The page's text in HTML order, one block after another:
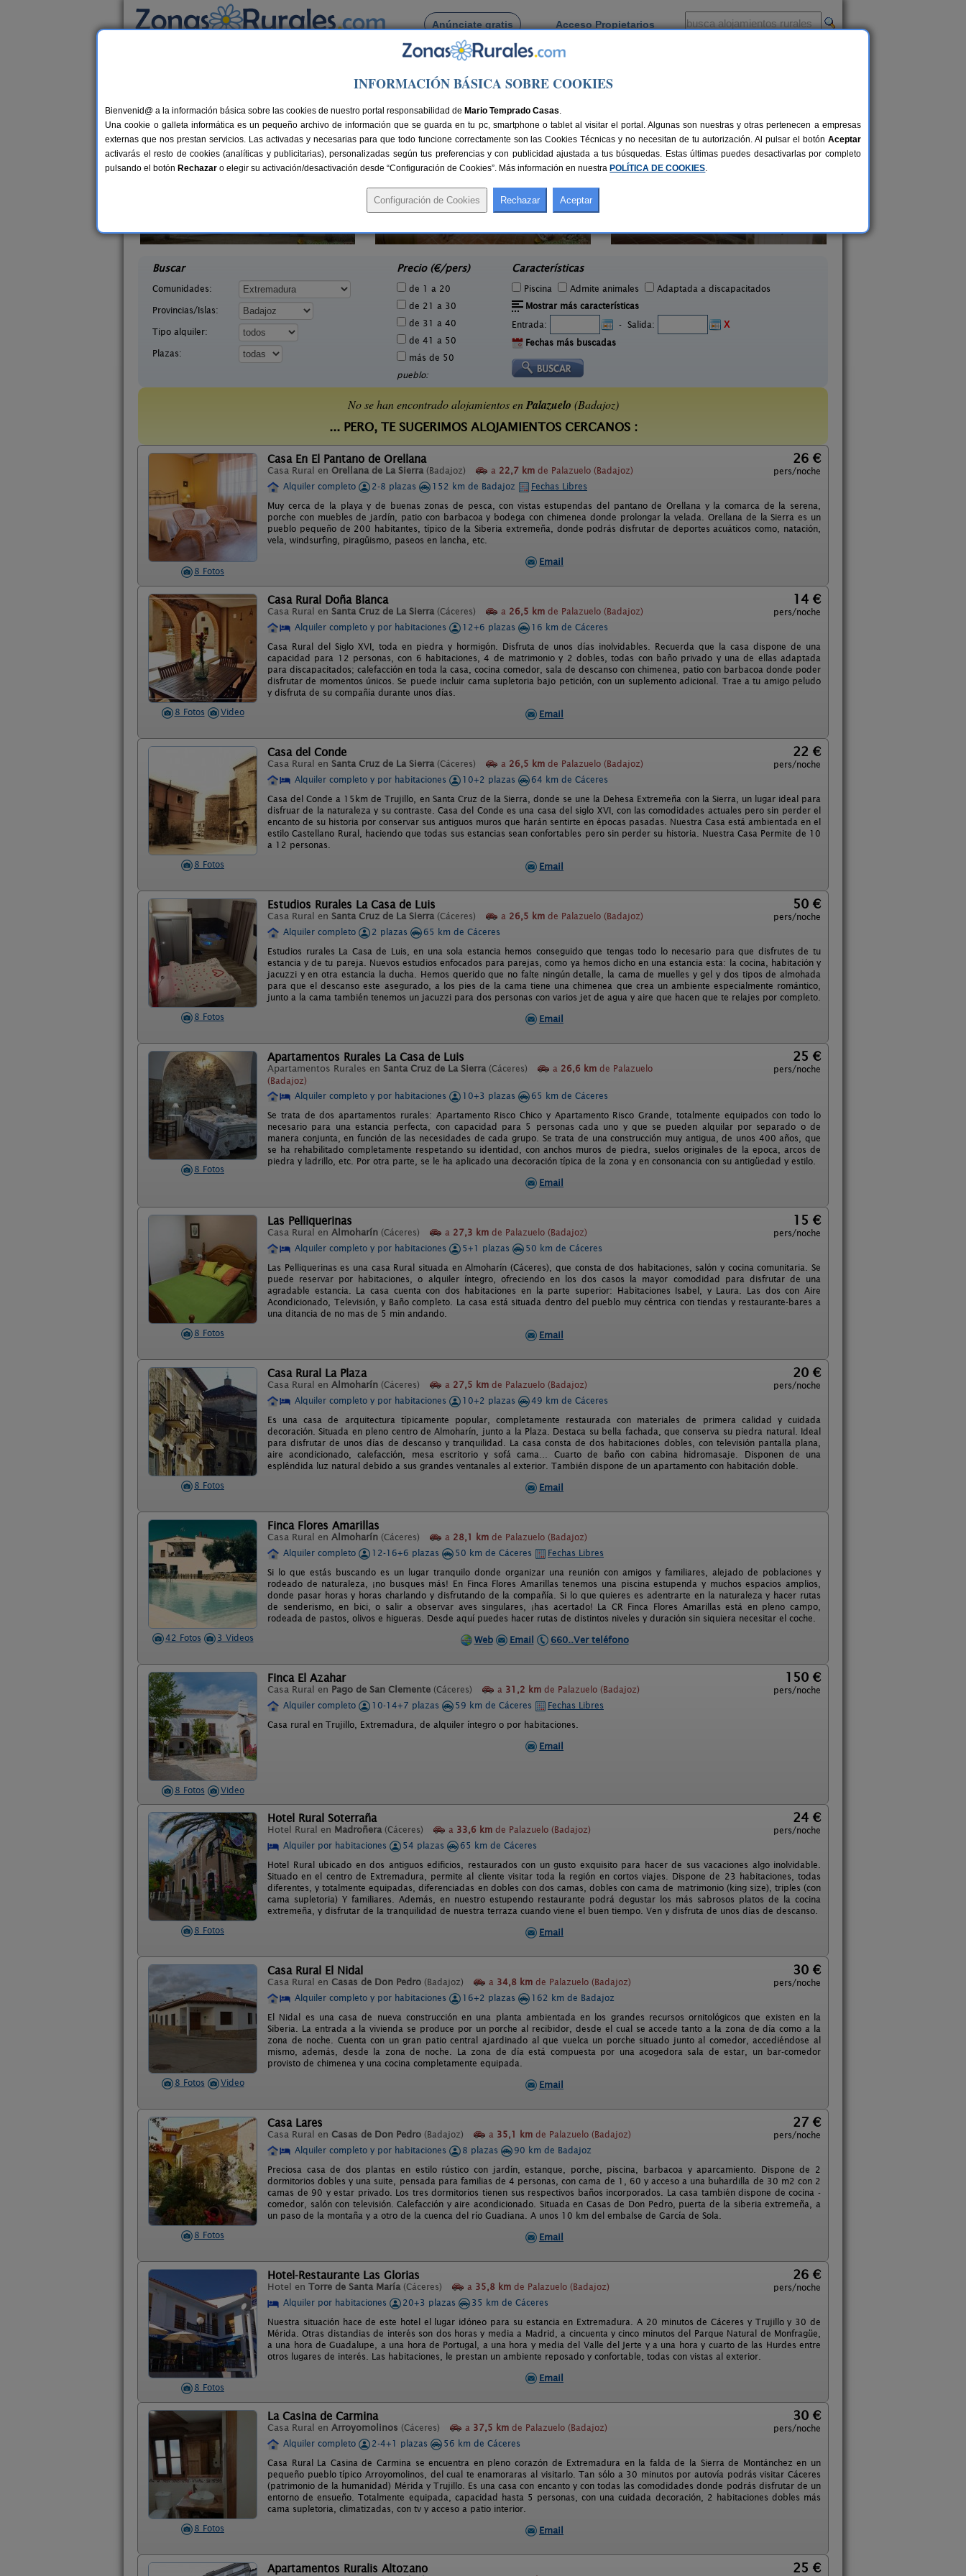
Anúnciate gratis Acceso Propietarios
Busca por pueblo
Casas Rurales cerca de Palazuelo
22 €
Los Molinos Rural
Buscar
Comunidades:
Provincias/Islas:
Tipo alquiler:
Plazas:
Precio (€/pers)
de 1 a 20
de 21 a 30
de 31 a 40
de 41 a 50
más de 50
pueblo:
Características
Piscina Admite animales
Adaptada a discapacitados
Mostrar más características
Entrada:
- Salida:
X
Fechas más buscadas
No se han encontrado alojamientos enPalazuelo (Badajoz)
... PERO, TE SUGERIMOS ALOJAMIENTOS CERCANOS :
8 Fotos
Casa En El Pantano de Orellana
Casa Rural en Orellana de La Sierra (Badajoz) a 22,7 km de Palazuelo (Badajoz)
26 €
pers/noche
Alquiler completo
2-8 plazas 152 km de Badajoz
Fechas Libres
Muy cerca de la playa y de buenas zonas de pesca, con vistas estupendas del pantano de Orellana y la comarca de la serena,
porche con muebles de jardín, patio con barbacoa y bodega con chimenea donde prolongar la velada. Orellana de la Sierra es un
pueblo pequeño de 200 habitantes, típico de la Siberia extremeña, donde podrás disfrutar de deportes acuáticos como, natación,
vela, windsurfing, piragüismo, paseos en lancha, etc.
Email
8 Fotos Video
Casa Rural Doña Blanca
Casa Rural en Santa Cruz de La Sierra (Cáceres) a 26,5 km de Palazuelo (Badajoz)
14 €
pers/noche
Alquiler completo y por habitaciones
12+6 plazas
16 km de Cáceres
Casa Rural del Siglo XVI, toda en piedra y hormigón. Disfruta de unos días inolvidables. Recuerda que la casa dispone de una
capacidad para 12 personas, con 6 habitaciones, 4 de matrimonio y 2 dobles, todas con baño privado y una de ellas adaptada
para discapacitados; calefacción en toda la casa, cocina comedor, sala de descanso con chimenea, patio con barbacoa donde poder
disfrutar de momentos únicos. Se puede incluir cama supletoria bajo petición, con un suplemento adicional. Trae a tu amigo peludo
y disfruta de su compañía durante unos días.
Email
8 Fotos
Casa del Conde
Casa Rural en Santa Cruz de La Sierra (Cáceres) a 26,5 km de Palazuelo (Badajoz)
22 €
pers/noche
Alquiler completo y por habitaciones
10+2 plazas
64 km de Cáceres
Casa del Conde a 15km de Trujillo, en Santa Cruz de la Sierra, donde se une la Dehesa Extremeña con la Sierra, un lugar ideal para
disfruar de la naturaleza y su contraste. Casa del Conde es una casa del siglo XVI, con las comodidades actuales pero sin perder el
encanto de su historia por conservar sus antiguos muros que harán sentirte en épocas pasadas. Nuestra Casa está ambientada en el
estilo Castellano Rural, haciendo que todas sus estancias sean confortables pero sin perder su historia. Nuestra Casa Permite de 10
a 12 personas.
Email
8 Fotos
Estudios Rurales La Casa de Luis
Casa Rural en Santa Cruz de La Sierra (Cáceres) a 26,5 km de Palazuelo (Badajoz)
50 €
pers/noche
Alquiler completo
2 plazas
65 km de Cáceres
Estudios rurales La Casa de Luis, en una sola estancia hemos conseguido que tengas todo lo necesario para que disfrutes de tu
estancia y de tu pareja. Nuevos estudios enfocados para parejas, como ya hemos dicho en una estancia esta: la cocina, habitación y
jacuzzi y en otra estancia la ducha. Hemos querido que no falte ningún detalle, la cama de muelles y gel y dos tipos de almohada
para que el descanso este asegurado, a los pies de la cama tiene una chimenea que crea un ambiente especialmente romántico,
junto a la cama también tenemos un jacuzzi para dos personas con varios jet de agua y aire que hacen que te relajes por completo.
Email
8 Fotos
Apartamentos Rurales La Casa de Luis
Apartamentos Rurales en Santa Cruz de La Sierra (Cáceres) a 26,6 km de Palazuelo
(Badajoz)
25 €
pers/noche
Alquiler completo y por habitaciones 10+3 plazas
65 km de Cáceres
Se trata de dos apartamentos rurales: Apartamento Risco Chico y Apartamento Risco Grande, totalmente equipados con todo lo
necesario para una estancia perfecta, con capacidad para 5 personas cada uno y que se pueden alquilar por separado o de
manera conjunta, en función de las necesidades de cada grupo. Se trata de una construcción muy antigua, de unos 400 años, que
se ha rehabilitado completamente respetando su identidad, con anchos muros de piedra, suelos originales de la epoca, arcos de
piedra y ladrillo, etc. Por otra parte, se le ha aplicado una decoración típica de la zona y en consonancia con su antigüedad y estilo.
Email
8 Fotos
Las Pelliquerinas
Casa Rural en Almoharín (Cáceres) a 27,3 km de Palazuelo (Badajoz)
15 €
pers/noche
Alquiler completo y por habitaciones
5+1 plazas
50 km de Cáceres
Las Pelliquerinas es una casa Rural situada en Almoharín (Cáceres), que consta de dos habitaciones, salón y cocina comunitaria. Se
puede reservar por habitaciones, o alquiler íntegro, ofreciendo en los dos casos la mayor comodidad para disfrutar de una
agradable estancia. La casa cuenta con dos habitaciones en la parte superior: Habitaciones Isabel, y Laura. Las dos con Aire
Acondicionado, Televisión, y Baño completo. La casa está situada dentro del pueblo muy céntrica con tiendas y restaurante-bares a
una ditancia de no mas de 5 min andando.
Email
8 Fotos
Casa Rural La Plaza
Casa Rural en Almoharín (Cáceres) a 27,5 km de Palazuelo (Badajoz)
20 €
pers/noche
Alquiler completo y por habitaciones
10+2 plazas
49 km de Cáceres
Es una casa de arquitectura típicamente popular, completamente restaurada con materiales de primera calidad y cuidada
decoración. Situada en pleno centro de Almoharín, junto a la Plaza. Destaca su bella fachada, que conserva su piedra natural. Ideal
para disfrutar de unos días de descanso y tranquilidad. La casa consta de dos habitaciones dobles, con televisión pantalla plana,
aire acondicionado, calefacción, mesa escritorio y sofá cama… Cuarto de baño con cabina hidromasaje. Disponen de una
espléndida luz natural debido a sus grandes ventanales al exterior. También dispone de un apartamento con habitación doble.
Email
42 Fotos 3 Videos
Finca Flores Amarillas
Casa Rural en Almoharín (Cáceres) a 28,1 km de Palazuelo (Badajoz)
Alquiler completo
12-16+6 plazas 50 km de Cáceres
Fechas Libres
Si lo que estás buscando es un lugar tranquilo donde organizar una reunión con amigos y familiares, alejado de poblaciones y
rodeado de naturaleza, ¡no busques más! En Finca Flores Amarillas tenemos una piscina estupenda y muchos espacios amplios,
donde pasar horas y horas charlando y disfrutando de la compañía. Si lo que quieres es adentrarte en la naturaleza y hacer rutas
de senderismo, en bici, o salir a observar aves singulares, ¡has acertado! La CR Finca Flores Amarillas está en pleno campo,
rodeada de pastos, olivos e higueras. Desde aquí puedes hacer rutas de distintos niveles y duración sin siquiera necesitar el coche.
Web
Email 660..Ver teléfono
8 Fotos Video
Finca El Azahar
Casa Rural en Pago de San Clemente (Cáceres) a 31,2 km de Palazuelo (Badajoz)
150 €
pers/noche
Alquiler completo
10-14+7 plazas 59 km de Cáceres
Fechas Libres
Casa rural en Trujillo, Extremadura, de alquiler íntegro o por habitaciones.
Email
8 Fotos
Hotel Rural Soterraña
Hotel Rural en Madroñera (Cáceres) a 33,6 km de Palazuelo (Badajoz)
24 €
pers/noche
Alquiler por habitaciones
54 plazas
65 km de Cáceres
Hotel Rural ubicado en dos antiguos edificios, restaurados con un gusto exquisito para hacer de sus vacaciones algo inolvidable.
Situado en el centro de Extremadura, permite al cliente visitar toda la región en cortos viajes. Dispone de 23 habitaciones, todas
diferentes, y totalmente equipadas, diferenciadas en dobles con dos camas, dobles con cama de matrimonio (king size), triples (con
cama supletoria) Y familiares. Además, en nuestro estupendo restaurante podrá degustar los más sabrosos platos de la cocina
extremeña, y disfrutar de la tranquilidad de nuestra terraza cuando viene el buen tiempo. Ven y disfruta de unos días de descanso.
Email
8 Fotos Video
Casa Rural El Nidal
Casa Rural en Casas de Don Pedro (Badajoz) a 34,8 km de Palazuelo (Badajoz)
30 €
pers/noche
Alquiler completo y por habitaciones
16+2 plazas
162 km de Badajoz
El Nidal es una casa de nueva construcción en una planta ambientada en los grandes recursos ornitológicos que existen en la
Siberia. La entrada a la vivienda se produce por un porche al recibidor, desde el cual se accede tanto a la zona de día como a la
zona de noche. Cuenta con un gran patio central ajardinado al que vuelca un porche situado junto al comedor, accediéndose al
mismo, además, desde la zona de noche. La zona de día está compuesta por una acogedora sala de estar, un bar-comedor
provisto de chimenea y una cocina completamente equipada.
Email
8 Fotos
Casa Lares
Casa Rural en Casas de Don Pedro (Badajoz) a 35,1 km de Palazuelo (Badajoz)
27 €
pers/noche
Alquiler completo y por habitaciones
8 plazas
90 km de Badajoz
Preciosa casa de dos plantas en estilo rústico con jardín, estanque, porche, piscina, barbacoa y aparcamiento. Dispone de 2
dormitorios dobles y una suite, pensada para familias de 4 personas, con cama de 1, 60 y acceso a una buhardilla de 30 m2 con 2
camas de 90 y estar privado. Los tres dormitorios tienen sus respectivos baños incorporados. La casa también dispone de cocina -
comedor, salón con televisión. Calefacción y aire acondicionado. Situada en Casas de Don Pedro, puerta de la siberia extremeña, a
un paso de la montaña y a otro de la cuenca del río Guadiana. A unos 10 km del embalse de García de Sola.
Email
8 Fotos
Hotel-Restaurante Las Glorias
Hotel en Torre de Santa María (Cáceres) a 35,8 km de Palazuelo (Badajoz)
26 €
pers/noche
Alquiler por habitaciones
20+3 plazas
35 km de Cáceres
Nuestra situación hace de este hotel el lugar idóneo para su estancia en Extremadura. A 20 minutos de Cáceres y Trujillo y 30 de
Mérida. Otras distandias de interés son dos horas y media a Madrid, a cincuenta y cinco minutos del Parque Natural de Monfragüe,
a una hora de Guadalupe, a una hora de Portugal, a una hora y media del Valle del Jerte y a una hora y cuarto de las Hurdes entre
otros lugares de interés. Las habitaciones, le prestan un ambiente reposado y confortable, todas con vistas al exterior.
Email
8 Fotos
La Casina de Carmina
Casa Rural en Arroyomolinos (Cáceres) a 37,5 km de Palazuelo (Badajoz)
30 €
pers/noche
Alquiler completo
2-4+1 plazas
56 km de Cáceres
Casa Rural La Casina de Carmina se encuentra en pleno corazón de Extremadura en la falda de la Sierra de Montánchez en un
pequeño pueblo típico Arroyomolinos, del cual te enamoraras al visitarlo. Tan sólo a 30 minutos por autovía podrás visitar Cáceres
(patrimonio de la humanidad) Mérida y Trujillo. Es una casa con encanto y con todas las comodidades donde podrás disfrutar de un
entorno de ensueño. Totalmente equipada, capacidad hasta 5 personas, con una cuidada decoración, 2 habitaciones dobles más
cama supletoria, climatizadas, con tv y acceso a patio interior.
Email
Apartamentos Ruralis Altozano 25 €
INFORMACIÓN BÁSICA SOBRE COOKIES
Bienvenid@ a la información básica sobre las cookies de nuestro portal responsabilidad de Mario Temprado Casas.
Una cookie o galleta informática es un pequeño archivo de información que se guarda en tu pc, smartphone o tablet al visitar el portal. Algunas son nuestras y otras pertenecen a empresas
externas que nos prestan servicios. Las activadas y necesarias para que todo funcione correctamente son las Cookies Técnicas y no necesitan de tu autorización. Al pulsar el botón Aceptar
activarás el resto de cookies (analíticas y publicitarias), personalizadas según tus preferencias y con publicidad ajustada a tus búsquedas. Estas últimas puedes desactivarlas por completo
pulsando el botón Rechazar o elegir su activación/desactivación desde “Configuración de Cookies”. Más información en nuestra POLÍTICA DE COOKIES.